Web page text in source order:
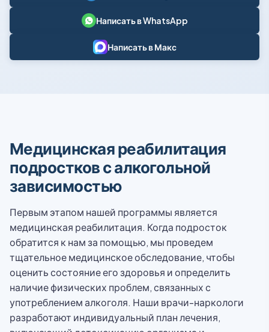
Написать в WhatsApp
Написать в Макс
Медицинская реабилитация
подростков с алкогольной
зависимостью
Первым этапом нашей программы является
медицинская реабилитация. Когда подросток
обратится к нам за помощью, мы проведем
тщательное медицинское обследование, чтобы
оценить состояние его здоровья и определить
наличие физических проблем, связанных с
употреблением алкоголя. Наши врачи-наркологи
разработают индивидуальный план лечения,